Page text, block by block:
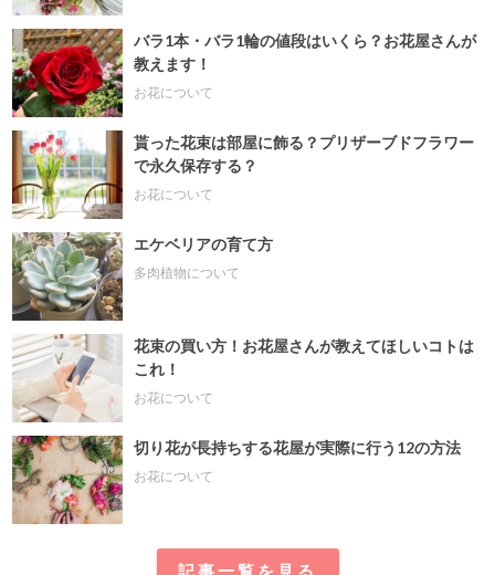
バラ1本・バラ1輪の値段はいくら？お花屋さんが
教えます！
お花について
貰った花束は部屋に飾る？プリザーブドフラワー
で永久保存する？
お花について
エケベリアの育て方
多肉植物について
花束の買い方！お花屋さんが教えてほしいコトは
これ！
お花について
切り花が長持ちする花屋が実際に行う12の方法
お花について
記事一覧を見る